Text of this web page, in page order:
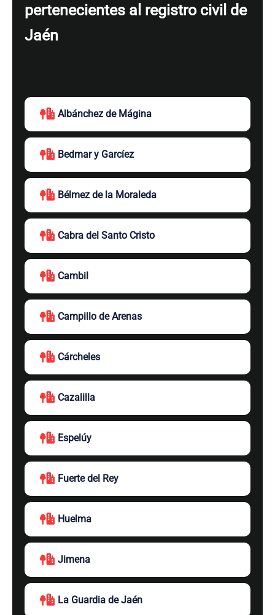
pertenecientes al registro civil de
Jaén
Albánchez de Mágina
Bedmar y Garcíez
Bélmez de la Moraleda
Cabra del Santo Cristo
Cambil
Campillo de Arenas
Cárcheles
Cazalilla
Espelúy
Fuerte del Rey
Huelma
Jimena
La Guardia de Jaén